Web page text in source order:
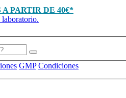
PARTIR DE 40€*
GMP Condiciones